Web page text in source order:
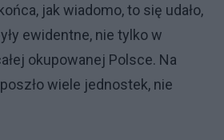
jak wiadomo, to się udało,
ewidentne, nie tylko w
okupowanej Polsce. Na
wiele jednostek, nie